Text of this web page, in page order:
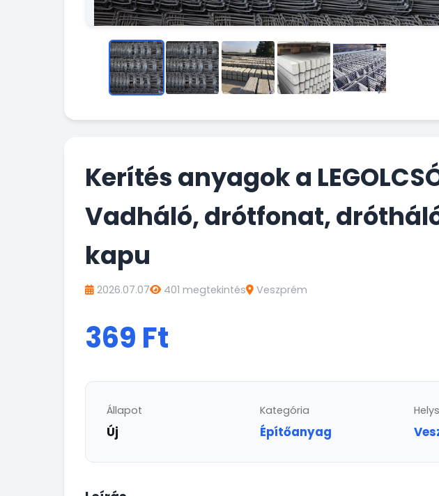
Kerítés anyagok a
Vadháló, drótfonat,
kapu
2026.07.07 401 megtekintés Veszprém
369 Ft
Állapot
Új
Kategória
Építőanyag